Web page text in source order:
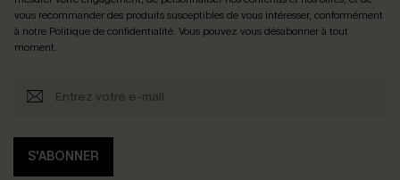
vous recommander des produits susceptibles de vous intéresser, conformément
à notre Politique de confidentialité. Vous pouvez vous désabonner à tout
moment.
S'ABONNER